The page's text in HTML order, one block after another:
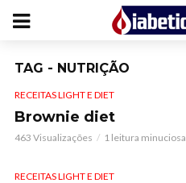
TAG - NUTRIÇÃO
RECEITAS LIGHT E DIET
Brownie diet
463 Visualizações 1 leitura minuciosa
RECEITAS LIGHT E DIET